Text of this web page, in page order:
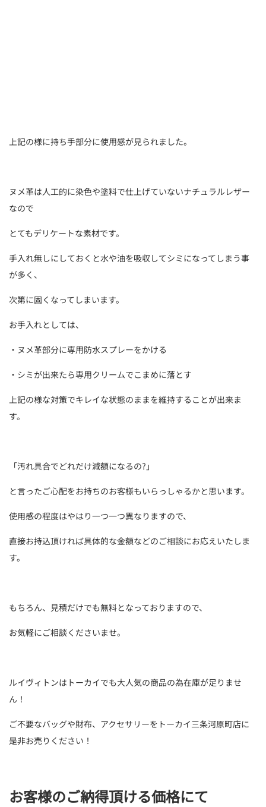
上記の様に持ち手部分に使用感が見られました。
ヌメ革は人工的に染色や塗料で仕上げていないナチュラルレザー
なので
とてもデリケートな素材です。
手入れ無しにしておくと水や油を吸収してシミになってしまう事
が多く、
次第に固くなってしまいます。
お手入れとしては、
・ヌメ革部分に専用防水スプレーをかける
・シミが出来たら専用クリームでこまめに落とす
上記の様な対策でキレイな状態のままを維持することが出来ま
す。
「汚れ具合でどれだけ減額になるの?」
と言ったご心配をお持ちのお客様もいらっしゃるかと思います。
使用感の程度はやはり一つ一つ異なりますので、
直接お持込頂ければ具体的な金額などのご相談にお応えいたしま
す。
もちろん、見積だけでも無料となっておりますので、
お気軽にご相談くださいませ。
ルイヴィトンはトーカイでも大人気の商品の為在庫が足りませ
ん！
ご不要なバッグや財布、アクセサリーをトーカイ三条河原町店に
是非お売りください！
お客様のご納得頂ける価格にて